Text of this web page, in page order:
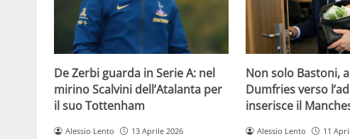
De Zerbi guarda in Serie A: nel
mirino Scalvini dell’Atalanta per
il suo Tottenham
Alessio Lento 13 Aprile 2026
Non solo Bastoni,
Dumfries verso
inserisce il
Alessio Lento 11